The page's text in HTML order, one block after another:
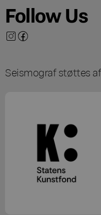
Follow Us
Seismograf støttes